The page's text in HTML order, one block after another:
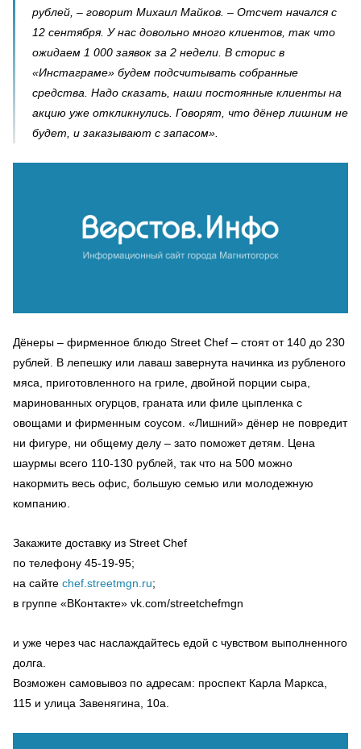
рублей, – говорит Михаил Майков. – Отсчет начался с
12 сентября. У нас довольно много клиентов, так что
ожидаем 1 000 заявок за 2 недели. В сторис в
«Инстаграме» будем подсчитывать собранные
средства. Надо сказать, наши постоянные клиенты на
акцию уже откликнулись. Говорят, что дёнер лишним не
будет, и заказывают с запасом».
Дёнеры – фирменное блюдо Street Chef – стоят от 140 до 230
рублей. В лепешку или лаваш завернута начинка из рубленого
мяса, приготовленного на гриле, двойной порции сыра,
маринованных огурцов, граната или филе цыпленка с
овощами и фирменным соусом. «Лишний» дёнер не повредит
ни фигуре, ни общему делу – зато поможет детям. Цена
шаурмы всего 110-130 рублей, так что на 500 можно
накормить весь офис, большую семью или молодежную
компанию.
Закажите доставку из Street Chef
по телефону 45-19-95;
на сайте chef.streetmgn.ru;
в группе «ВКонтакте» vk.com/streetchefmgn
и уже через час наслаждайтесь едой с чувством выполненного
долга.
Возможен самовывоз по адресам: проспект Карла Маркса,
115 и улица Завенягина, 10а.